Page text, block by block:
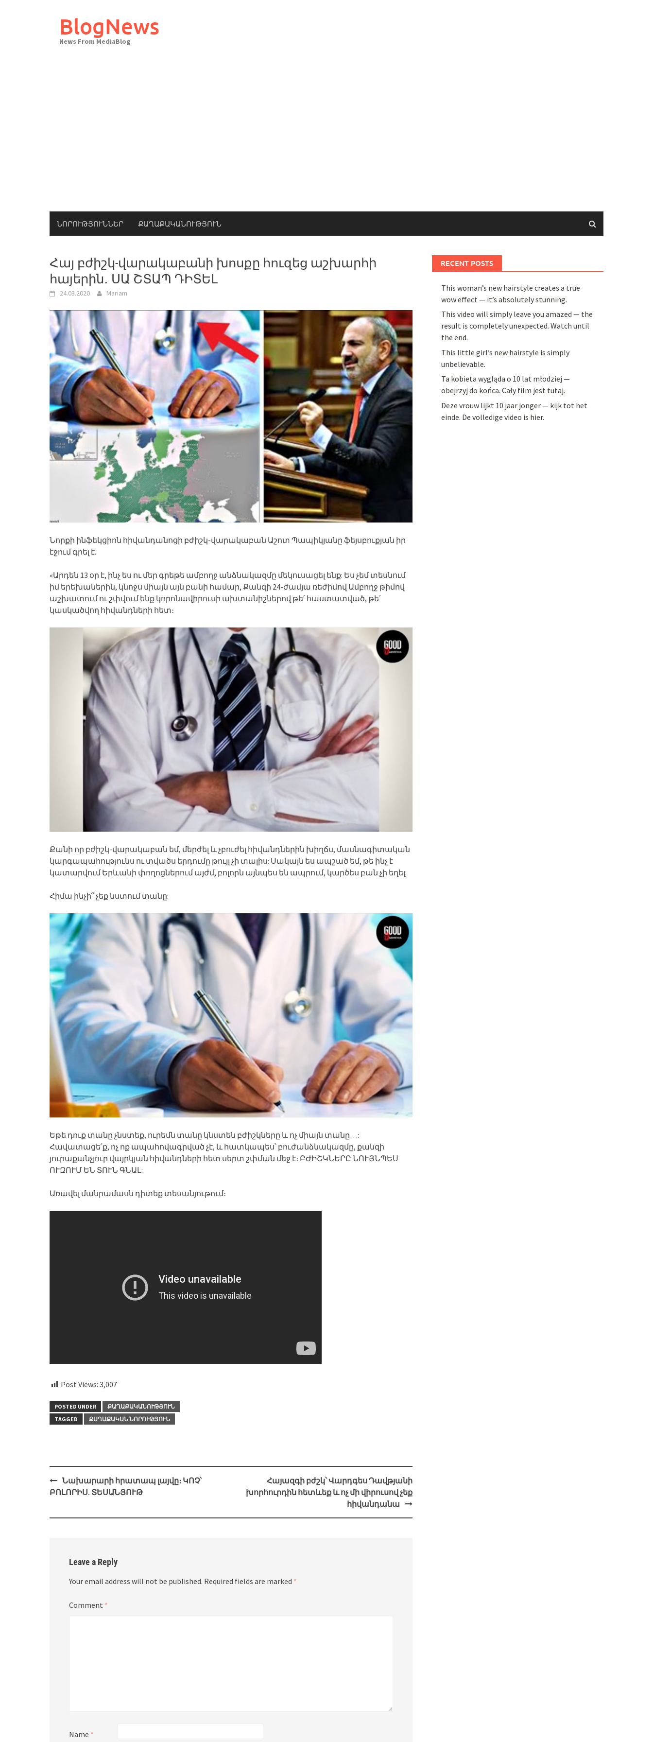
BlogNews
News From MediaBlog
ՆՈՐՈՒԹՅՈՒՆՆԵՐ ՔԱՂԱՔԱԿԱՆՈՒԹՅՈՒՆ
Հայ բժիշկ-վարակաբանի խոսքը հուզեց աշխարհի
հայերին․ ՍԱ ՇՏԱՊ ԴԻՏԵԼ
24.03.2020 Mariam
Նորքի ինֆեկցիոն հիվանդանոցի բժիշկ-վարակաբան Աշոտ Պապիկյանը ֆեյսբուքյան իր
էջում գրել է.
«Արդեն 13 օր է, ինչ ես ու մեր գրեթե ամբողջ անձնակազմը մեկուսացել ենք: Ես չեմ տեսնում
իմ երեխաներին, կնոջս միայն այն բանի համար, Քանզի 24-ժամյա ռեժիմով Ամբողջ թիմով
աշխատում ու շփվում ենք կորոնավիրուսի ախտանիշներով թե՛ հաստատված, թե՛
կասկածվող հիվանդների հետ։
Քանի որ բժիշկ-վարակաբան եմ, մերժել և չբուժել հիվանդներին խիղճս, մասնագիտական
կարգապահությունս ու տվածս երդումը թույլ չի տալիս: Սակայն ես ապշած եմ, թե ինչ է
կատարվում Երևանի փողոցներում այժմ, բոլորն այնպես են ապրում, կարծես բան չի եղել:
Հիմա ինչի՞ չեք նստում տանը:
Եթե դուք տանը չնստեք, ուրեմն տանը կնստեն բժիշկները և ոչ միայն տանը…:
Հավատացե՛ք, ոչ ոք ապահովագրված չէ, և հատկապես՝ բուժանձնակազմը, քանզի
յուրաքանչյուր վայրկյան հիվանդների հետ սերտ շփման մեջ է։ ԲԺԻՇԿՆԵՐԸ ՆՈՒՅՆՊԵՍ
ՈՒԶՈՒՄ ԵՆ ՏՈՒՆ ԳՆԱԼ:
Առավել մանրամասն դիտեք տեսանյութում։
Post Views: 3,007
POSTED UNDER
ՔԱՂԱՔԱԿԱՆՈՒԹՅՈՒՆ
TAGGED
ՔԱՂԱՔԱԿԱՆ ՆՈՐՈՒԹՅՈՒՆ
Post
navigation
Նախարարի հրատապ լայվը։ ԿՈՉ՝
ԲՈԼՈՐԻՍ. ՏԵՍԱՆՅՈՒԹ
Հայազգի բժշկ՝ Վարդգես Դավթյանի
խորհուրդին հետևեք և ոչ մի վիրուսով չեք
հիվանդանա
Leave a Reply
Your email address will not be published. Required fields are marked *
Comment *
Name *
RECENT POSTS
This woman’s new hairstyle creates a true
wow effect — it’s absolutely stunning.
This video will simply leave you amazed — the
result is completely unexpected. Watch until
the end.
This little girl’s new hairstyle is simply
unbelievable.
Ta kobieta wygląda o 10 lat młodziej —
obejrzyj do końca. Cały film jest tutaj.
Deze vrouw lijkt 10 jaar jonger — kijk tot het
einde. De volledige video is hier.